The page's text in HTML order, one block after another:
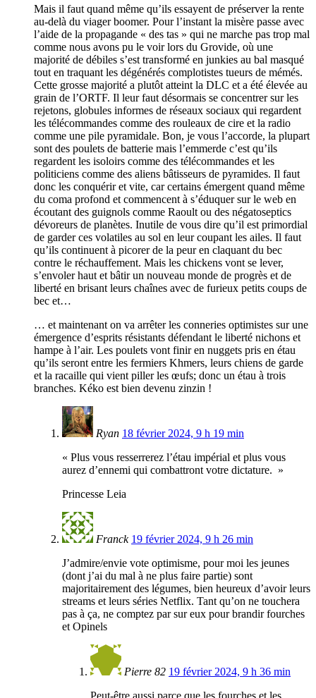
Mais il faut quand même qu’ils essayent de préserver la rente
au-delà du viager boomer. Pour l’instant la misère passe avec
l’aide de la propagande « des tas » qui ne marche pas trop mal
comme nous avons pu le voir lors du Grovide, où une
majorité de débiles s’est transformé en junkies au bal masqué
tout en traquant les dégénérés complotistes tueurs de mémés.
Cette grosse majorité a plutôt atteint la DLC et a été élevée au
grain de l’ORTF. Il leur faut désormais se concentrer sur les
rejetons, globules informes de réseaux sociaux qui regardent
les télécommandes comme des rouleaux de cire et la radio
comme une pile pyramidale. Bon, je vous l’accorde, la plupart
sont des poulets de batterie mais l’emmerde c’est qu’ils
regardent les isoloirs comme des télécommandes et les
politiciens comme des aliens bâtisseurs de pyramides. Il faut
donc les conquérir et vite, car certains émergent quand même
du coma profond et commencent à s’éduquer sur le web en
écoutant des guignols comme Raoult ou des négatoseptics
dévoreurs de planètes. Inutile de vous dire qu’il est primordial
de garder ces volatiles au sol en leur coupant les ailes. Il faut
qu’ils continuent à picorer de la peur en claquant du bec
contre le réchauffement. Mais les chickens vont se lever,
s’envoler haut et bâtir un nouveau monde de progrès et de
liberté en brisant leurs chaînes avec de furieux petits coups de
bec et…
… et maintenant on va arrêter les conneries optimistes sur une
émergence d’esprits résistants défendant le liberté nichons et
hampe à l’air. Les poulets vont finir en nuggets pris en étau
qu’ils seront entre les fermiers Khmers, leurs chiens de garde
et la racaille qui vient piller les œufs; donc un étau à trois
branches. Kéko est bien devenu zinzin !
Ryan 18 février 2024, 9 h 19 min
« Plus vous resserrerez l’étau impérial et plus vous
aurez d’ennemi qui combattront votre dictature. »
Princesse Leia
Franck 19 février 2024, 9 h 26 min
J’admire/envie vote optimisme, pour moi les jeunes
(dont j’ai du mal à ne plus faire partie) sont
majoritairement des légumes, bien heureux d’avoir leurs
streams et leurs séries Netflix. Tant qu’on ne touchera
pas à ça, ne comptez par sur eux pour brandir fourches
et Opinels
Pierre 82 19 février 2024, 9 h 36 min
Peut-être aussi parce que les fourches et les